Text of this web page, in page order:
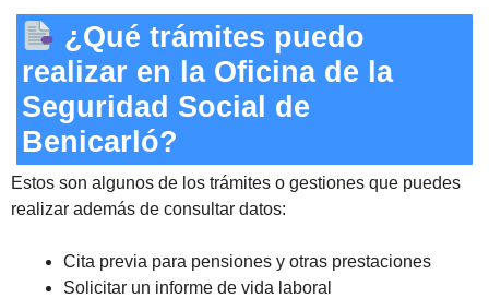
¿Qué trámites puedo
realizar en la Oficina de la
Seguridad Social de
Benicarló?
Estos son algunos de los trámites o gestiones que puedes
realizar además de consultar datos:
Cita previa para pensiones y otras prestaciones
Solicitar un informe de vida laboral